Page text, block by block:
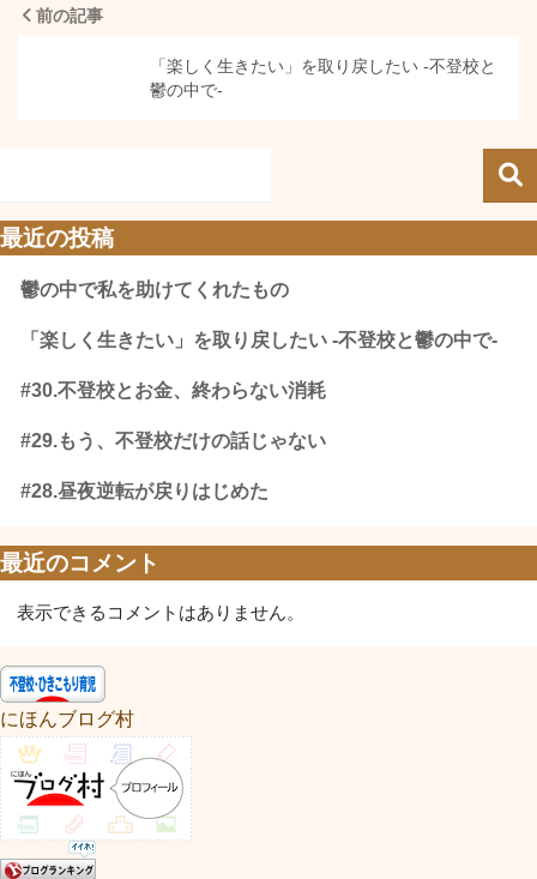
前の記事
「楽しく生きたい」を取り戻したい -不登校と
鬱の中で-
最近の投稿
鬱の中で私を助けてくれたもの
「楽しく生きたい」を取り戻したい -不登校と鬱の中で-
#30.不登校とお金、終わらない消耗
#29.もう、不登校だけの話じゃない
#28.昼夜逆転が戻りはじめた
最近のコメント
表示できるコメントはありません。
にほんブログ村